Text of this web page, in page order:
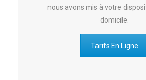
nous avons mis à votre
domicile.
Tarifs En Ligne